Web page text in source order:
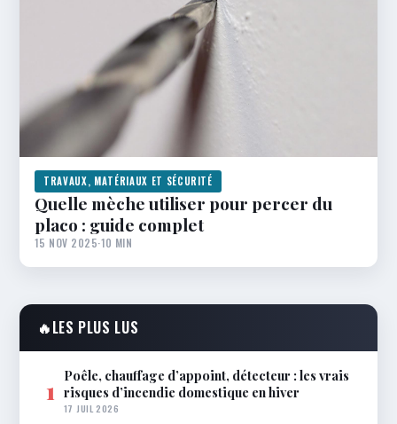
TRAVAUX, MATÉRIAUX ET SÉCURITÉ
Quelle mèche utiliser pour percer du
placo : guide complet
15 NOV 2025·10 MIN
🔥LES PLUS LUS
1
Poêle, chauffage d’appoint, détecteur : les vrais
risques d’incendie domestique en hiver
17 JUIL 2026